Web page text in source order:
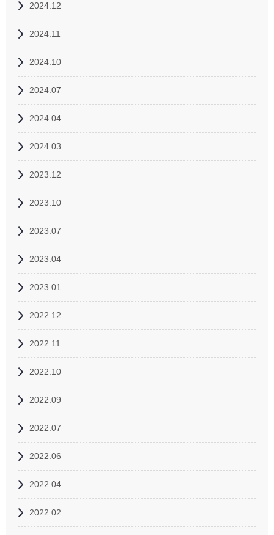
2024.12
2024.11
2024.10
2024.07
2024.04
2024.03
2023.12
2023.10
2023.07
2023.04
2023.01
2022.12
2022.11
2022.10
2022.09
2022.07
2022.06
2022.04
2022.02